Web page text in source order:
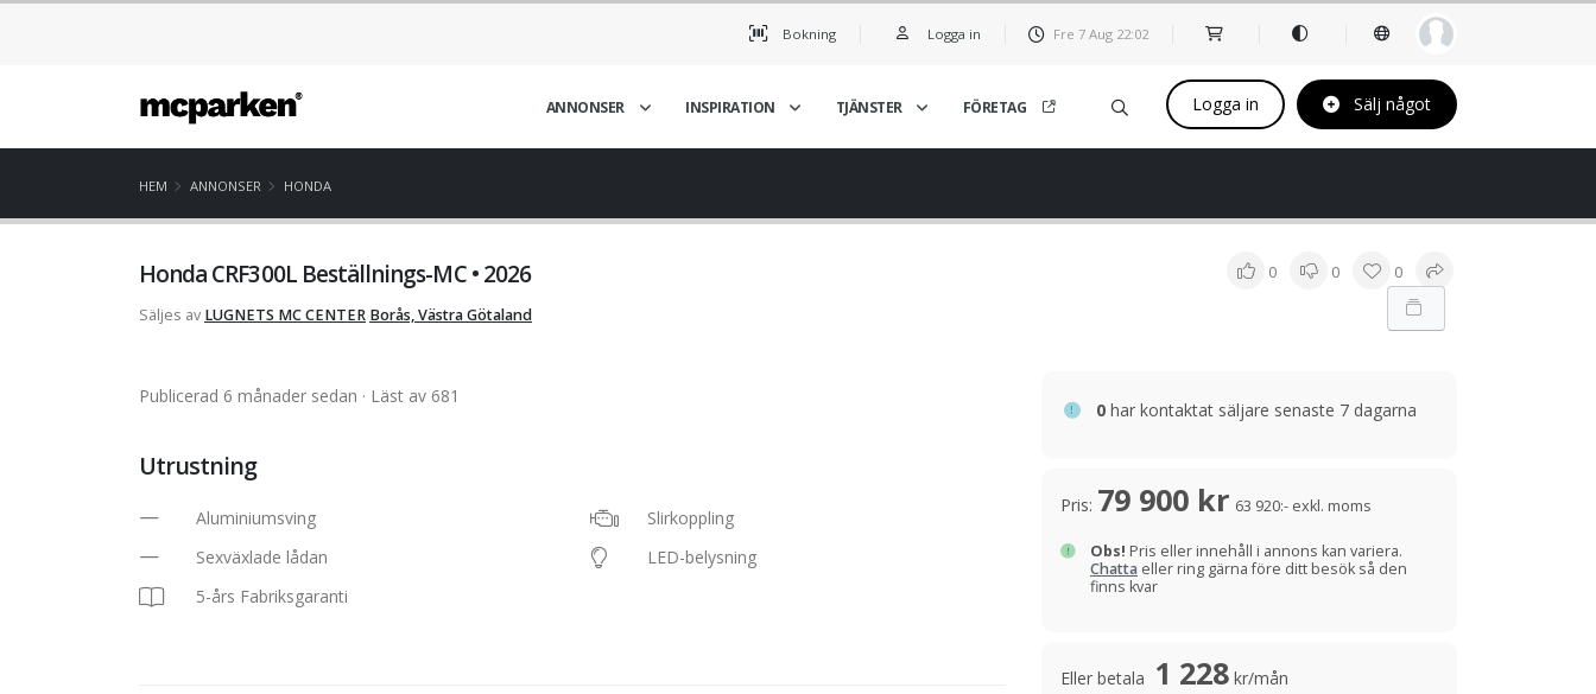
Bokning Logga in Fre 7 Aug 22 02
ANNONSER INSPIRATION TJÄNSTER FÖRETAG Logga in Sälj något
HEM ANNONSER HONDA
Honda CRF300L Beställnings-MC • 2026 0 0 0
Säljes av LUGNETS MC CENTER Borås, Västra Götaland
Publicerad 6 månader sedan · Läst av 681
Utrustning
Aluminiumsving
Slirkoppling
Sexväxlade lådan
LED-belysning
5-års Fabriksgaranti
0 har kontaktat säljare senaste 7 dagarna
Pris: 79 900 kr 63 920:- exkl. moms
Obs! Pris eller innehåll i annons kan variera.
Chatta eller ring gärna före ditt besök så den
finns kvar
Eller betala 1 228 kr/mån